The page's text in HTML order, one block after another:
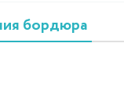
бордюра